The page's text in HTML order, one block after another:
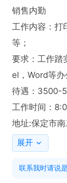
销售内勤
工作内容：打
等；
要求：工作踏
el，Word等
待遇：3500-
工作时间：
地址:保定市
院内
展开
联系我时请说